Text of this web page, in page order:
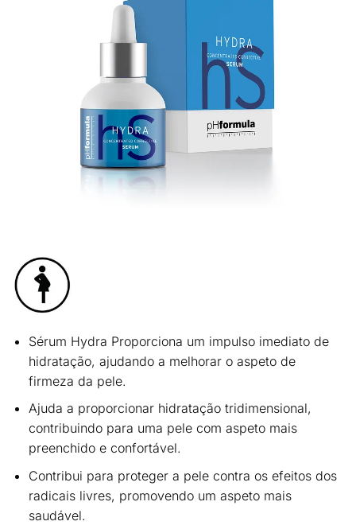
Sérum Hydra Proporciona um impulso imediato de
hidratação, ajudando a melhorar o aspeto de
firmeza da pele.
Ajuda a proporcionar hidratação tridimensional,
contribuindo para uma pele com aspeto mais
preenchido e confortável.
Contribui para proteger a pele contra os efeitos dos
radicais livres, promovendo um aspeto mais
saudável.